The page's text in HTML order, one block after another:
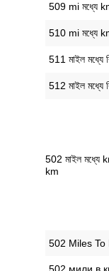
509 mi মধ্যে
510 mi মধ্যে
511 মাইল মধ্যে
512 মাইল মধ্যে
502 মাইল মধ্যে
km
‎502 Miles To